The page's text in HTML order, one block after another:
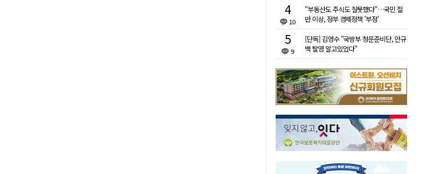
10
"부동산도 주식도 잘못했다"…국민 절
반 이상, 정부 경제정책 '부정'
9
[단독] 김영수 "국방부 청문준비단, 안규
백 탈영 알고있었다"